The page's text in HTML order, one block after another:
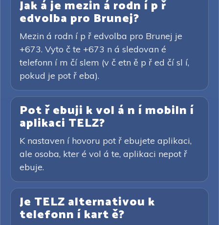
Jak á je mezin á rodn í p ř
edvolba pro Brunej?
Mezin á rodn í p ř edvolba pro Brunej je
+673. Vyto č te +673 n á sledovan é
telefonn í m čí slem (v č etn ě p ř ed čí sl í,
pokud je pot ř eba).
Pot ř ebuji k vol á n í mobiln í
aplikaci TELZ?
K nastaven í hovoru pot ř ebujete aplikaci,
ale osoba, kter é vol á te, aplikaci nepot ř
ebuje.
Je TELZ alternativou k
telefonn í kart ě?